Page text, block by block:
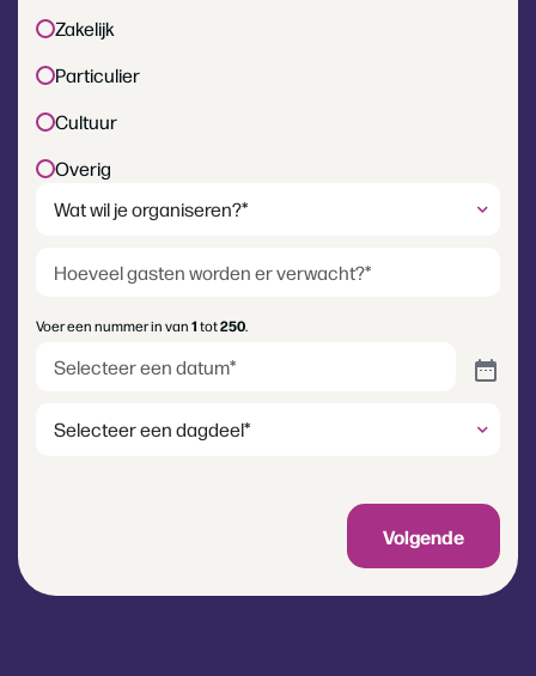
TypeZakelijk
Particulier
Cultuur
Overig
organiseren?
gasten
er
verwacht?
Voer een nummer in van1tot250.
Volgende